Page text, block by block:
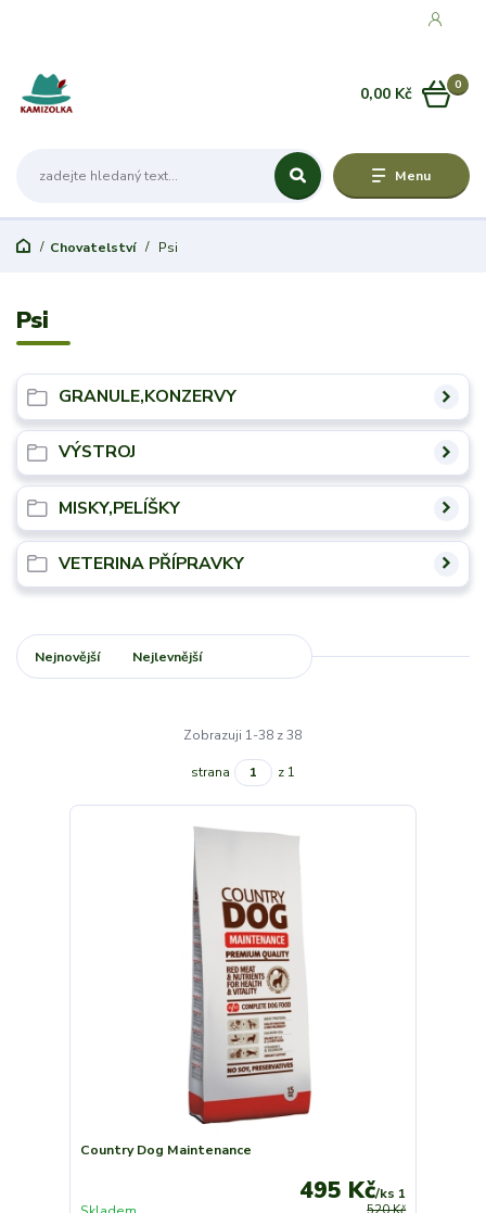
Menu
0
0,00 Kč
Chovatelství Psi
Psi
GRANULE,KONZERVY
VÝSTROJ
MISKY,PELÍŠKY
VETERINA PŘÍPRAVKY
Nejnovější Nejlevnější
Zobrazuji 1-38 z 38
strana z 1
Country Dog Maintenance
520 Kč
495 Kč/ks 1